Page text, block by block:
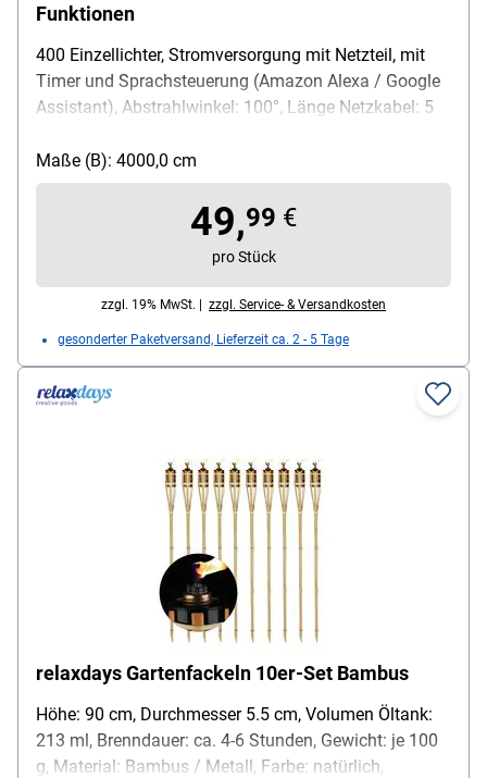
Funktionen
400 Einzellichter, Stromversorgung mit Netzteil, mit
Timer und Sprachsteuerung (Amazon Alexa / Google
Assistant), Abstrahlwinkel: 100°, Länge Netzkabel: 5
Leuchtmittel, Funktionen: Kombination / Wellen /
Funkeln / Blitz / Leuchten / Verblassen (und weitere),
Lichtfarbe: warmweiß, Farbtemperatur: 2500 K,
Nennlebensdauer: 25.000 Stunden, Nennlichtstromm:
270 lm, gewichtete Nennleistung: 4 W,
Ausstrahlungswinkel: 100 °, Farbwiedergabeindex: 60
Ra, Lichterkette enthält nicht austauschbare LED-
Lampen, Gewicht: 765 g, Farbe: schwarz, Maße (L): 40
m, Lieferumfang: Lichterkette, Netzkabel, Netzteil,
Handbuch
Maße (B): 4000,0 cm
49,99 €
pro Stück
zzgl. 19% MwSt. | zzgl. Service- & Versandkosten
gesonderter Paketversand, Lieferzeit ca. 2 - 5 Tage
relaxdays Gartenfackeln 10er-Set Bambus
Höhe: 90 cm, Durchmesser 5.5 cm, Volumen Öltank:
213 ml, Brenndauer: ca. 4-6 Stunden, Gewicht: je 100
g, Material: Bambus / Metall, Farbe: natürlich,